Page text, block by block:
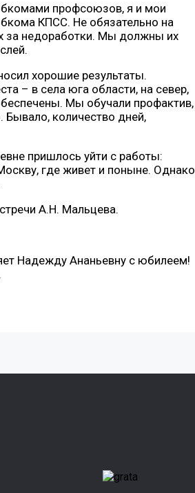
профсоюзов, я и мои
КПСС. Не обязательно на
за недоработки. Мы должны их
хорошие результаты.
– в села юга области, на север,
Мы обучали профактив,
количество дней,
пришлось уйти с работы:
где живет и поныне. Однако
А.Н. Мальцева.
Надежду Ананьевну с юбилеем!